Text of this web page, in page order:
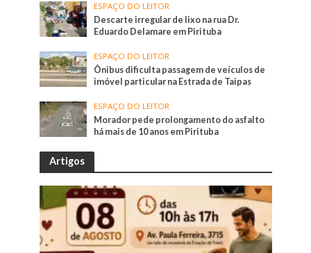
ESPAÇO DO LEITOR
Descarte irregular de lixo na rua Dr.
Eduardo Delamare em Pirituba
ESPAÇO DO LEITOR
Ônibus dificulta passagem de veículos de
imóvel particular na Estrada de Taipas
ESPAÇO DO LEITOR
Morador pede prolongamento do asfalto
há mais de 10 anos em Pirituba
Artigos